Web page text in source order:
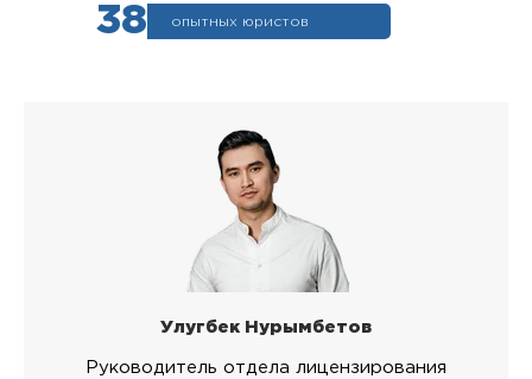
38 опытных юристов
Улугбек Нурымбетов
Руководитель отдела лицензирования